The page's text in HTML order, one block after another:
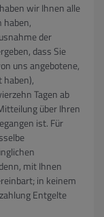
wir Ihnen alle
haben,
der
dass Sie
uns angebotene,
Tagen ab
über Ihren
ist. Für
mit Ihnen
in keinem
Entgelte